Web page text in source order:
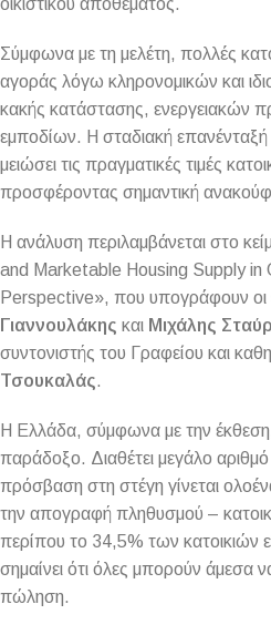
Σύμφωνα με τη μελέτη, πολλές
αγοράς λόγω κληρονομικών και
κακής κατάστασης, ενεργειακών
εμποδίων. Η σταδιακή
μειώσει τις πραγματικές τιμές
προσφέροντας σημαντική
Η ανάλυση περιλαμβάνεται στο
and Marketable Housing Supply in
Perspective», που υπογράφουν οι
Γιαννουλάκης και Μιχάλης
συντονιστής του Γραφείου και
Τσουκαλάς.
Η Ελλάδα, σύμφωνα με την έκθεση,
παράδοξο. Διαθέτει μεγάλο
πρόσβαση στη στέγη γίνεται
την απογραφή πληθυσμού –
περίπου το 34,5% των κατοικιών
σημαίνει ότι όλες μπορούν άμεσα
πώληση.